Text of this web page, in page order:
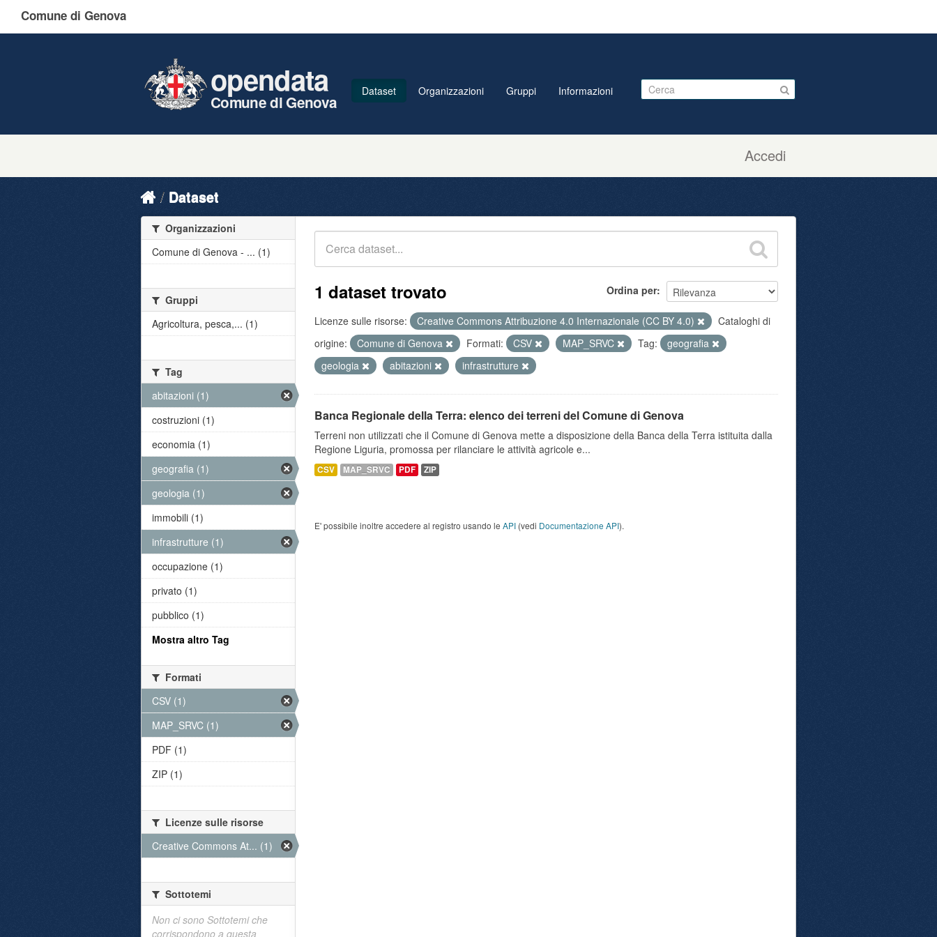
Comune di Genova
Accedi
opendata
Comune di Genova
Dataset Organizzazioni Gruppi Informazioni
Dataset
Ordina per
1 dataset trovato
Licenze sulle risorse: Creative Commons Attribuzione 4.0 Internazionale (CC BY 4.0)
Cataloghi di
origine:
Comune di Genova Formati: CSV MAP_SRVC Tag:
geografia
geologia
abitazioni infrastrutture
Banca Regionale della Terra: elenco dei terreni del Comune di Genova
Terreni non utilizzati che il Comune di Genova mette a disposizione della Banca della Terra istituita dalla
Regione Liguria, promossa per rilanciare le attività agricole e...
CSV MAP_SRVC PDF ZIP
E' possibile inoltre accedere al registro usando le API (vedi Documentazione API).
Organizzazioni
Comune di Genova - ... (1)
Gruppi
Agricoltura, pesca,... (1)
Tag
abitazioni (1)
costruzioni (1)
economia (1)
geografia (1)
geologia (1)
immobili (1)
infrastrutture (1)
occupazione (1)
privato (1)
pubblico (1)
Mostra altro Tag
Formati
CSV (1)
MAP_SRVC (1)
PDF (1)
ZIP (1)
Licenze sulle risorse
Creative Commons At... (1)
Sottotemi
Non ci sono Sottotemi che
corrispondono a questa